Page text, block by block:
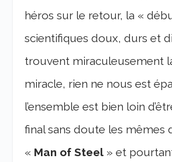
héros sur le retour, la «
scientifiques doux, durs et
trouvent miraculeusement
miracle, rien ne nous est
l’ensemble est bien loin
final sans doute les mêmes
« Man of Steel » et